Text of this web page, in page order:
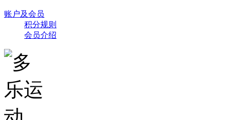
账户及会员
积分规则
会员介绍